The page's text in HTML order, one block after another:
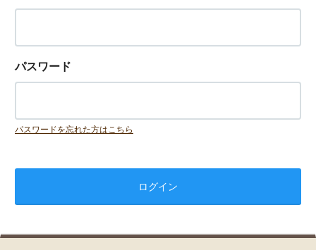
パスワード
パスワードを忘れた方はこちら